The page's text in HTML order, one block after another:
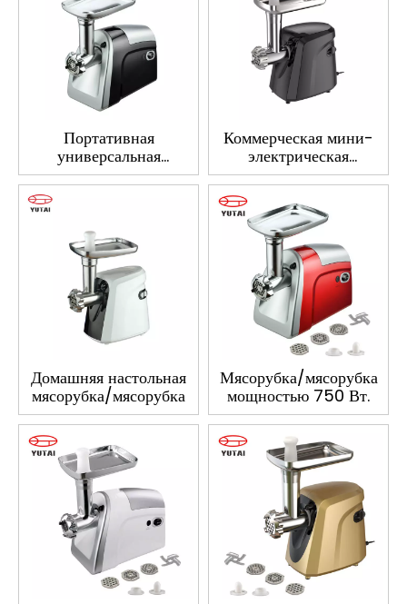
Портативная
универсальная
мясорубка, мясорубка
для говядины,
мясорубка,
электрическая
мясорубка
Коммерческая мини-
электрическая
мясорубка для фарша
Домашняя настольная
мясорубка/мясорубка
Мясорубка/мясорубка
мощностью 750 Вт.